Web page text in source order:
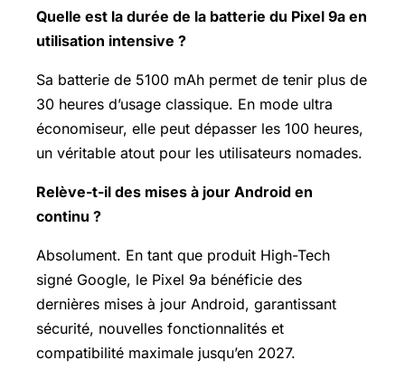
Quelle est la durée de la batterie du Pixel 9a en
utilisation intensive ?
Sa batterie de 5100 mAh permet de tenir plus de
30 heures d’usage classique. En mode ultra
économiseur, elle peut dépasser les 100 heures,
un véritable atout pour les utilisateurs nomades.
Relève-t-il des mises à jour Android en
continu ?
Absolument. En tant que produit High-Tech
signé Google, le Pixel 9a bénéficie des
dernières mises à jour Android, garantissant
sécurité, nouvelles fonctionnalités et
compatibilité maximale jusqu’en 2027.